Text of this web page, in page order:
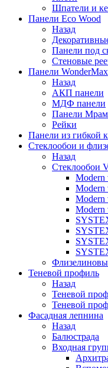
Шпатели и
Панели Eco Wood
Назад
Панели под
Стеновые
Панели WonderMax
Назад
АКП панели
МДФ панели
Панели
Рейки
Панели из гибкой
Стеклообои и
Назад
Стеклообои
Modern
Modern
Modern
Modern
Теневой профиль
Назад
Теневой
Теневой
Фасадная лепнина
Назад
Балюстрада
Входная